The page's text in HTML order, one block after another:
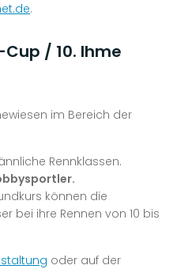
.
Cup / 10. Ihme
im Bereich der
Rennklassen.
können die
bei ihre Rennen von 10 bis
oder auf der